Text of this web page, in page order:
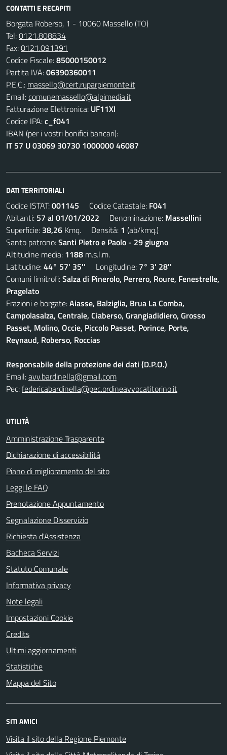
CONTATTI E RECAPITI
Borgata Roberso, 1 - 10060 Massello (TO)
Tel:0121.808834
Fax:0121.091391
Codice Fiscale:85000150012
Partita IVA:06390360011
P.E.C.: massello@cert.ruparpiemonte.it
Email:comunemassello@alpimedia.it
Fatturazione Elettronica: UF11XI
Codice IPA:c_f041
IBAN (per i vostri bonifici bancari):
IT 57 U 03069 30730 1000000 46087
DATI TERRITORIALI
Codice ISTAT:001145 Codice Catastale: F041
Abitanti: 57 al 01/01/2022 Denominazione: Massellini
Superficie: 38,26 Kmq. Densità: 1 (ab/kmq.)
Santo patrono:Santi Pietro e Paolo - 29 giugno
Altitudine media: 1188 m.s.l.m.
Latitudine:44° 57' 35'' Longitudine: 7° 3' 28''
Comuni limitrofi:Salza di Pinerolo, Perrero, Roure, Fenestrelle,
Pragelato
Frazioni e borgate:Aiasse, Balziglia, Brua La Comba,
Campolasalza, Centrale, Ciaberso, Grangiadidiero, Grosso
Passet, Molino, Occie, Piccolo Passet, Porince, Porte,
Reynaud, Roberso, Roccias
Responsabile della protezione dei dati (D.P.O.)
Email:avv.bardinella@gmail.com
Pec:federicabardinella@pec.ordineavvocatitorino.it
UTILITÀ
Amministrazione Trasparente
Dichiarazione di accessibilità
Piano di miglioramento del sito
Leggi le FAQ
Prenotazione Appuntamento
Segnalazione Disservizio
Richiesta d'Assistenza
Bacheca Servizi
Statuto Comunale
Informativa privacy
Note legali
Impostazioni Cookie
Credits
Ultimi aggiornamenti
Statistiche
Mappa del Sito
SITI AMICI
Visita il sito della Regione Piemonte